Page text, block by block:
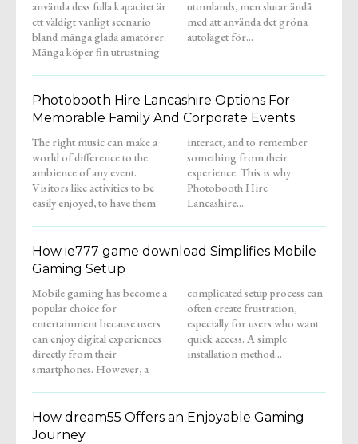
använda dess fulla kapacitet är
ett väldigt vanligt scenario
bland många glada amatörer.
Många köper fin utrustning
utomlands, men slutar ändå
med att använda det gröna
autoläget för...
Photobooth Hire Lancashire Options For
Memorable Family And Corporate Events
The right music can make a
world of difference to the
ambience of any event.
Visitors like activities to be
easily enjoyed, to have them
interact, and to remember
something from their
experience. This is why
Photobooth Hire
Lancashire...
How ie777 game download Simplifies Mobile
Gaming Setup
Mobile gaming has become a
popular choice for
entertainment because users
can enjoy digital experiences
directly from their
smartphones. However, a
complicated setup process can
often create frustration,
especially for users who want
quick access. A simple
installation method...
How dream55 Offers an Enjoyable Gaming
Journey